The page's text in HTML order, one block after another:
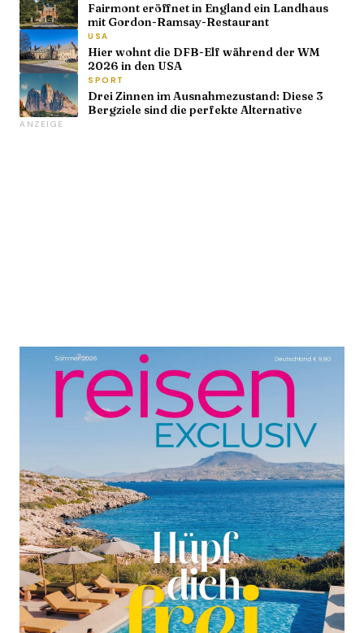
Fairmont eröffnet in England ein Landhaus
mit Gordon-Ramsay-Restaurant
USA
Hier wohnt die DFB-Elf während der WM
2026 in den USA
SPORT
Drei Zinnen im Ausnahmezustand: Diese 3
Bergziele sind die perfekte Alternative
ANZEIGE